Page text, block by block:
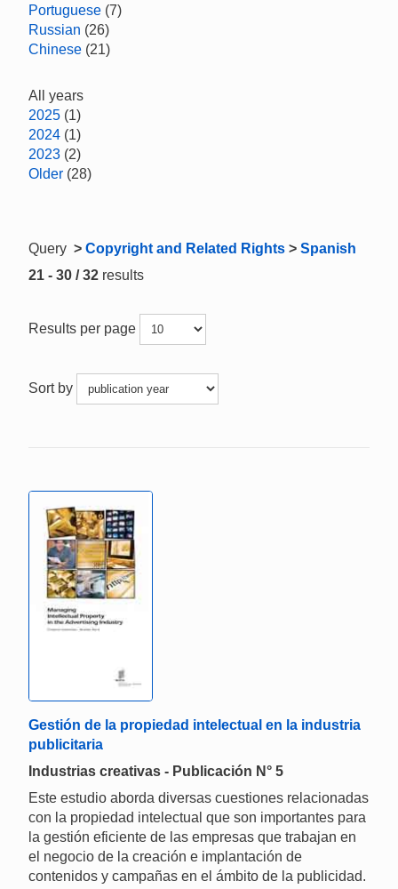
Portuguese (7)
Russian (26)
Chinese (21)
All years
2025 (1)
2024 (1)
2023 (2)
Older (28)
Query > Copyright and Related Rights > Spanish
21 - 30 / 32 results
Results per page
Sort by
Gestión de la propiedad intelectual en la industria
publicitaria
Industrias creativas - Publicación N° 5
Este estudio aborda diversas cuestiones relacionadas
con la propiedad intelectual que son importantes para
la gestión eficiente de las empresas que trabajan en
el negocio de la creación e implantación de
contenidos y campañas en el ámbito de la publicidad.